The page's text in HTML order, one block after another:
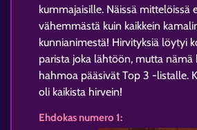
kummajaisille. Näissä mittelöissä
vähemmästä kuin kaikkein
kunnianimestä! Hirvityksiä löytyi
parista joka lähtöön, mutta
hahmoa pääsivät Top 3 -listalle.
oli kaikista hirvein!
Ehdokas numero 1: